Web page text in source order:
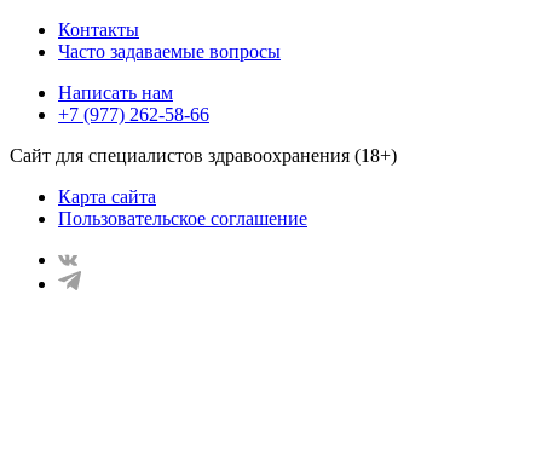
Контакты
Часто задаваемые вопросы
Написать нам
+7 (977) 262-58-66
Сайт для специалистов здравоохранения (18+)
Карта сайта
Пользовательское соглашение